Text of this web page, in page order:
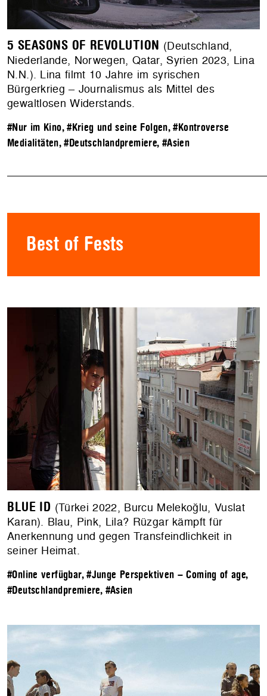
5 SEASONS OF REVOLUTION (Deutschland,
Niederlande, Norwegen, Qatar, Syrien 2023, Lina
N.N.). Lina filmt 10 Jahre im syrischen
Bürgerkrieg – Journalismus als Mittel des
gewaltlosen Widerstands.
#Nur im Kino,#Krieg und seine Folgen,#Kontroverse
Medialitäten,#Deutschlandpremiere, #Asien
Best of Fests
BLUE ID (Türkei 2022, Burcu Melekoğlu, Vuslat
Karan). Blau, Pink, Lila? Rüzgar kämpft für
Anerkennung und gegen Transfeindlichkeit in
seiner Heimat.
#Online verfügbar,#Junge Perspektiven – Coming of age,
#Deutschlandpremiere, #Asien